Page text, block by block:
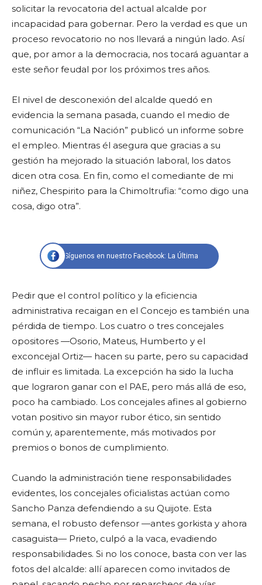
solicitar la revocatoria del actual alcalde por
incapacidad para gobernar. Pero la verdad es que un
proceso revocatorio no nos llevará a ningún lado. Así
que, por amor a la democracia, nos tocará aguantar a
este señor feudal por los próximos tres años.
El nivel de desconexión del alcalde quedó en
evidencia la semana pasada, cuando el medio de
comunicación “La Nación” publicó un informe sobre
el empleo. Mientras él asegura que gracias a su
gestión ha mejorado la situación laboral, los datos
dicen otra cosa. En fin, como el comediante de mi
niñez, Chespirito para la Chimoltrufia: “como digo una
cosa, digo otra”.
Síguenos en nuestro Facebook: La Última
Pedir que el control político y la eficiencia
administrativa recaigan en el Concejo es también una
pérdida de tiempo. Los cuatro o tres concejales
opositores —Osorio, Mateus, Humberto y el
exconcejal Ortiz— hacen su parte, pero su capacidad
de influir es limitada. La excepción ha sido la lucha
que lograron ganar con el PAE, pero más allá de eso,
poco ha cambiado. Los concejales afines al gobierno
votan positivo sin mayor rubor ético, sin sentido
común y, aparentemente, más motivados por
premios o bonos de cumplimiento.
Cuando la administración tiene responsabilidades
evidentes, los concejales oficialistas actúan como
Sancho Panza defendiendo a su Quijote. Esta
semana, el robusto defensor —antes gorkista y ahora
casaguista— Prieto, culpó a la vaca, evadiendo
responsabilidades. Si no los conoce, basta con ver las
fotos del alcalde: allí aparecen como invitados de